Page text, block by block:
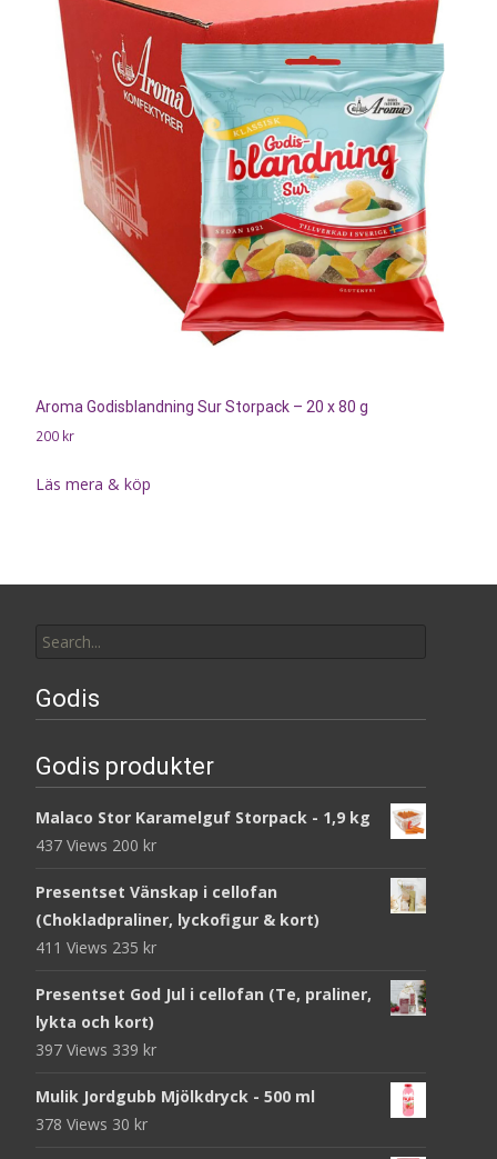
Aroma Godisblandning Sur Storpack – 20 x 80 g
200 kr
Läs mera & köp
for:
Godis
Godis produkter
Malaco Stor Karamelguf Storpack - 1,9 kg
437 Views 200 kr
Presentset Vänskap i cellofan
(Chokladpraliner, lyckofigur & kort)
411 Views 235 kr
Presentset God Jul i cellofan (Te, praliner,
lykta och kort)
397 Views 339 kr
Mulik Jordgubb Mjölkdryck - 500 ml
378 Views 30 kr